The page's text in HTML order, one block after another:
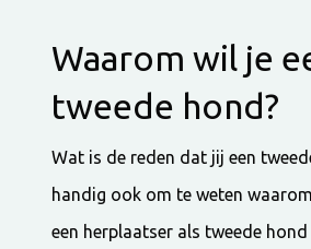
Waarom wil je
tweede hond?
Wat is de reden dat jij een
handig ook om te weten
een herplaatser als tweede